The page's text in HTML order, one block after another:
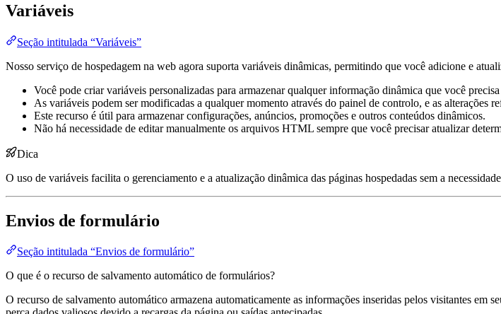
Variáveis
Seção intitulada “Variáveis”
Nosso serviço de hospedagem na web agora suporta variáveis dinâmicas, permitindo que você adicione e
Você pode criar variáveis personalizadas para armazenar qualquer informação dinâmica que você precisa
As variáveis podem ser modificadas a qualquer momento através do painel de controlo, e as alterações
Este recurso é útil para armazenar configurações, anúncios, promoções e outros conteúdos dinâmicos.
Não há necessidade de editar manualmente os arquivos HTML sempre que você precisar atualizar
Dica
O uso de variáveis facilita o gerenciamento e a atualização dinâmica das páginas hospedadas sem a
Envios de formulário
Seção intitulada “Envios de formulário”
O que é o recurso de salvamento automático de formulários?
O recurso de salvamento automático armazena automaticamente as informações inseridas pelos visitantes